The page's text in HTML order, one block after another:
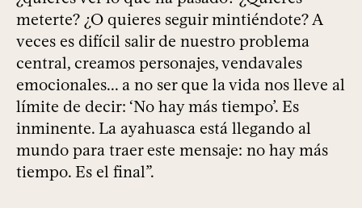
meterte? ¿O quieres seguir mintiéndote? A
veces es difícil salir de nuestro problema
central, creamos personajes, vendavales
emocionales... a no ser que la vida nos lleve al
límite de decir: ‘No hay más tiempo’. Es
inminente. La ayahuasca está llegando al
mundo para traer este mensaje: no hay más
tiempo. Es el final”.